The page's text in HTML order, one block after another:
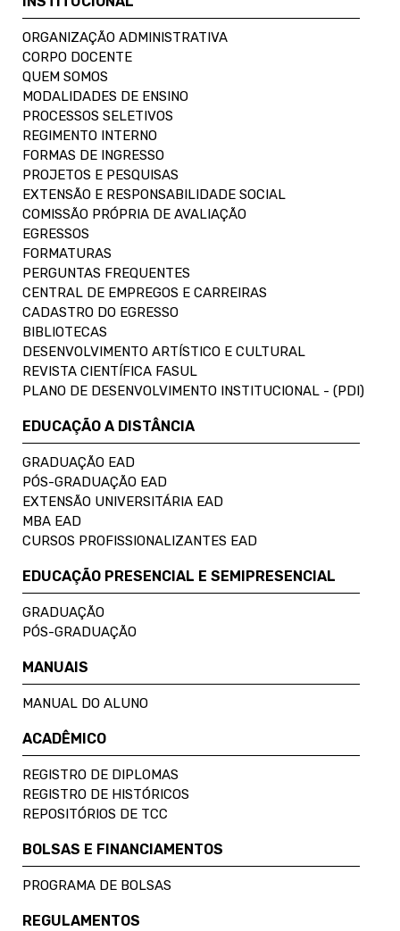
ORGANIZAÇÃO ADMINISTRATIVA
CORPO DOCENTE
QUEM SOMOS
MODALIDADES DE ENSINO
PROCESSOS SELETIVOS
REGIMENTO INTERNO
FORMAS DE INGRESSO
PROJETOS E PESQUISAS
EXTENSÃO E RESPONSABILIDADE SOCIAL
COMISSÃO PRÓPRIA DE AVALIAÇÃO
EGRESSOS
FORMATURAS
PERGUNTAS FREQUENTES
CENTRAL DE EMPREGOS E CARREIRAS
CADASTRO DO EGRESSO
BIBLIOTECAS
DESENVOLVIMENTO ARTÍSTICO E CULTURAL
REVISTA CIENTÍFICA FASUL
PLANO DE DESENVOLVIMENTO INSTITUCIONAL - (PDI)
EDUCAÇÃO A DISTÂNCIA
GRADUAÇÃO EAD
PÓS-GRADUAÇÃO EAD
EXTENSÃO UNIVERSITÁRIA EAD
MBA EAD
CURSOS PROFISSIONALIZANTES EAD
EDUCAÇÃO PRESENCIAL E SEMIPRESENCIAL
GRADUAÇÃO
PÓS-GRADUAÇÃO
MANUAIS
MANUAL DO ALUNO
ACADÊMICO
REGISTRO DE DIPLOMAS
REGISTRO DE HISTÓRICOS
REPOSITÓRIOS DE TCC
BOLSAS E FINANCIAMENTOS
PROGRAMA DE BOLSAS
REGULAMENTOS